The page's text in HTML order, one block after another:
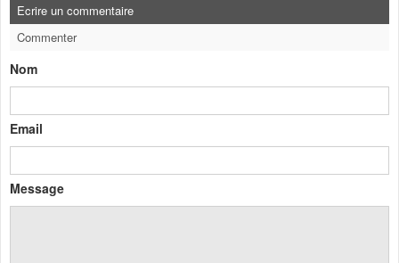
Ecrire un commentaire
Commenter
Nom
Email
Message